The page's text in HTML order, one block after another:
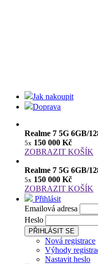
Jak nakoupit
Doprava
Realme 7 5G 6GB/
5x 150 000 Kč
ZOBRAZIT KOŠÍK
Realme 7 5G 6GB/
5x 150 000 Kč
ZOBRAZIT KOŠÍK
Přihlásit
Emailová adresa
Heslo
PŘIHLÁSIT SE
Nová registrace
Výhody
Nastavit heslo